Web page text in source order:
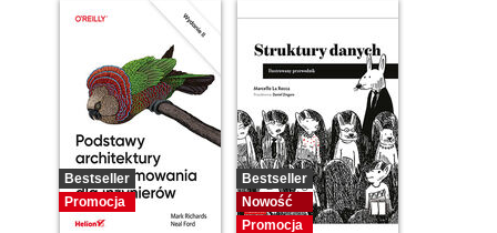
Wydanie II
Bestseller
Promocja
Bestseller
Nowość
Promocja